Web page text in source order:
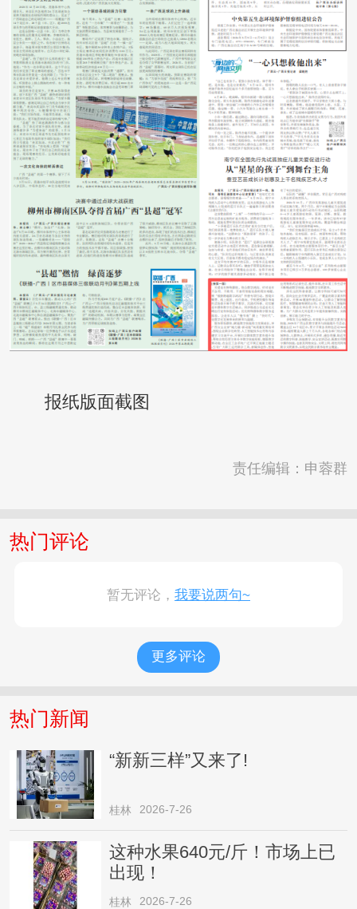
报纸版面截图
责任编辑：申蓉群
热门评论
暂无评论， 我要说两句~
更多评论
热门新闻
“新新三样”又来了!
桂林 2026-7-26
这种水果640元/斤！市场上已
出现！
桂林 2026-7-26